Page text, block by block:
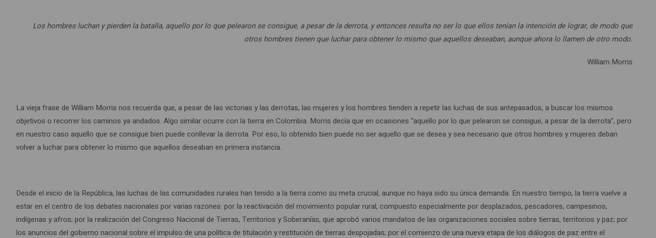
Los hombres luchan y pierden la batalla, aquello por lo que pelearon se consigue, a pesar de la derrota, y entonces resulta no ser lo que ellos tenían la intención de lograr, de modo que
otros hombres tienen que luchar para obtener lo mismo que aquellos deseaban, aunque ahora lo llamen de otro modo.
William Morris
La vieja frase de William Morris nos recuerda que, a pesar de las victorias y las derrotas, las mujeres y los hombres tienden a repetir las luchas de sus antepasados, a buscar los mismos
objetivos o recorrer los caminos ya andados. Algo similar ocurre con la tierra en Colombia. Morris decía que en ocasiones “aquello por lo que pelearon se consigue, a pesar de la derrota”, pero
en nuestro caso aquello que se consigue bien puede conllevar la derrota. Por eso, lo obtenido bien puede no ser aquello que se desea y sea necesario que otros hombres y mujeres deban
volver a luchar para obtener lo mismo que aquellos deseaban en primera instancia.
Desde el inicio de la República, las luchas de las comunidades rurales han tenido a la tierra como su meta crucial, aunque no haya sido su única demanda. En nuestro tiempo, la tierra vuelve a
estar en el centro de los debates nacionales por varias razones: por la reactivación del movimiento popular rural, compuesto especialmente por desplazados, pescadores, campesinos,
indígenas y afros; por la realización del Congreso Nacional de Tierras, Territorios y Soberanías, que aprobó varios mandatos de las organizaciones sociales sobre tierras, territorios y paz; por
los anuncios del gobierno nacional sobre el impulso de una política de titulación y restitución de tierras despojadas; por el comienzo de una nueva etapa de los diálogos de paz entre el